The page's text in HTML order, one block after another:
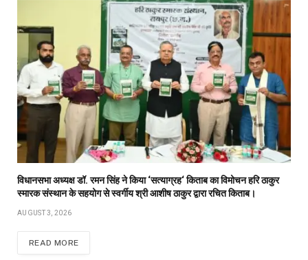
विधानसभा अध्यक्ष डॉ. रमन सिंह ने किया ‘सत्याग्रह‘ किताब का विमोचन हरि ठाकुर
स्मारक संस्थान के सहयोग से स्वर्गीय श्री आशीष ठाकुर द्वारा रचित किताब।
AUGUST 3, 2026
READ MORE